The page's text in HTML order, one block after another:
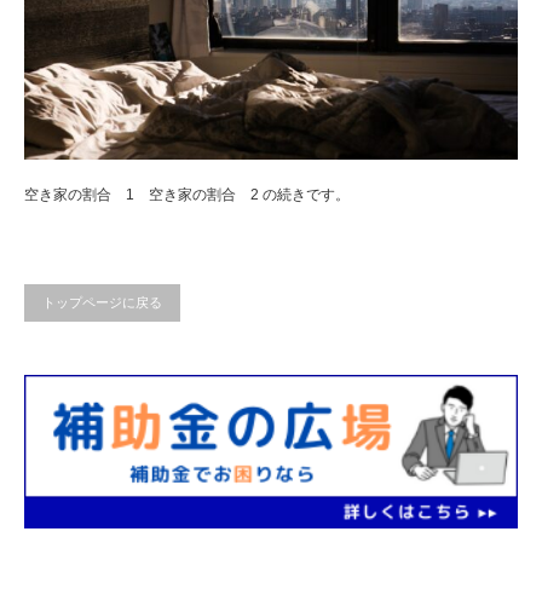
空き家の割合 1 空き家の割合 2 の続きです。
トップページに戻る